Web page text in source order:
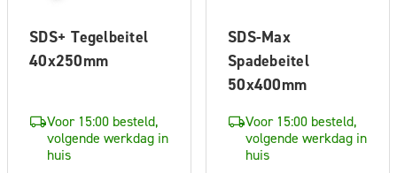
SDS+ Tegelbeitel
40x250mm
Voor 15:00 besteld,
volgende werkdag in
huis
SDS-Max
Spadebeitel
50x400mm
Voor 15:00 besteld,
volgende werkdag in
huis